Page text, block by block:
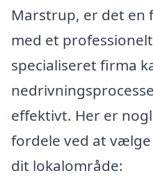
Marstrup, er det en
med et
specialiseret firma
effektivt. Her er
fordele ved at
dit lokalområde: